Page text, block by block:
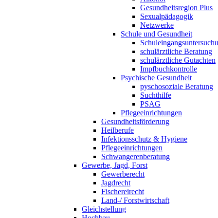
Gesundheitsregion Plus
Sexualpädagogik
Netzwerke
Schule und Gesundheit
schulärztliche Beratung
schulärztliche Gutachten
Impfbuchkontrolle
Psychische Gesundheit
pyschosoziale Beratung
Suchthilfe
PSAG
Pflegeeinrichtungen
Gesundheitsförderung
Heilberufe
Infektionsschutz & Hygiene
Pflegeeinrichtungen
Schwangerenberatung
Gewerbe, Jagd, Forst
Gewerberecht
Jagdrecht
Fischereirecht
Land-/ Forstwirtschaft
Gleichstellung